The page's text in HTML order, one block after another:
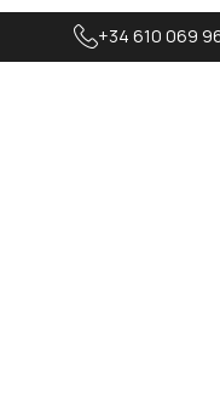
+34 610 069